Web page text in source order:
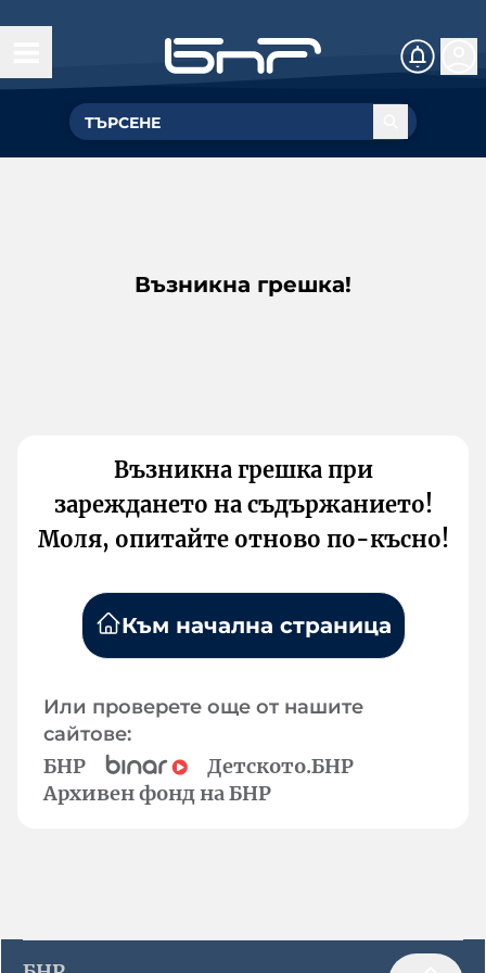
Възникна грешка!
Възникна грешка при
зареждането на съдържанието!
Моля, опитайте отново по-късно!
Към начална страница
Или проверете още от нашите
сайтове:
БНР
Детското.БНР
Архивен фонд на БНР